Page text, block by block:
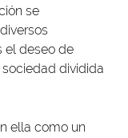
se
el deseo de
dividida
ella como un